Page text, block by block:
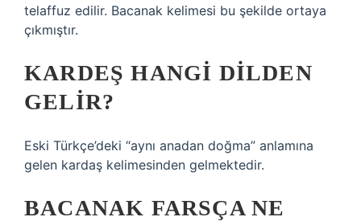
telaffuz edilir. Bacanak kelimesi bu şekilde ortaya
çıkmıştır.
KARDEŞ HANGI DILDEN
GELIR?
Eski Türkçe’deki “aynı anadan doğma” anlamına
gelen kardaş kelimesinden gelmektedir.
BACANAK FARSÇA NE